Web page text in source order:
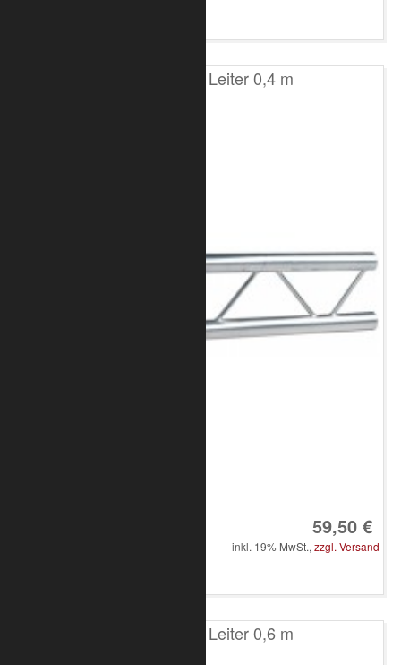
T200 2-Punkt Leiter 0,4 m
59,50 €
inkl. 19% MwSt., zzgl. Versand
T200 2-Punkt Leiter 0,6 m